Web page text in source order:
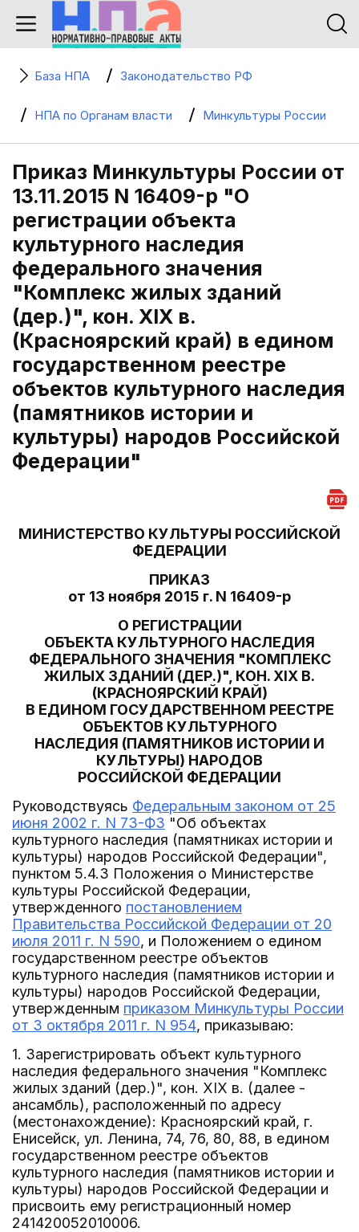
База НПА Законодательство РФ
НПА по Органам власти Минкультуры России
Приказ Минкультуры России от
13.11.2015 N 16409-р "О
регистрации объекта
культурного наследия
федерального значения
"Комплекс жилых зданий
(дер.)", кон. XIX в.
(Красноярский край) в едином
государственном реестре
объектов культурного наследия
(памятников истории и
культуры) народов Российской
Федерации"
МИНИСТЕРСТВО КУЛЬТУРЫ РОССИЙСКОЙ
ФЕДЕРАЦИИ
ПРИКАЗ
от 13 ноября 2015 г. N 16409-р
О РЕГИСТРАЦИИ
ОБЪЕКТА КУЛЬТУРНОГО НАСЛЕДИЯ
ФЕДЕРАЛЬНОГО ЗНАЧЕНИЯ "КОМПЛЕКС
ЖИЛЫХ ЗДАНИЙ (ДЕР.)", КОН. XIX В.
(КРАСНОЯРСКИЙ КРАЙ)
В ЕДИНОМ ГОСУДАРСТВЕННОМ РЕЕСТРЕ
ОБЪЕКТОВ КУЛЬТУРНОГО
НАСЛЕДИЯ (ПАМЯТНИКОВ ИСТОРИИ И
КУЛЬТУРЫ) НАРОДОВ
РОССИЙСКОЙ ФЕДЕРАЦИИ
Руководствуясь Федеральным законом от 25
июня 2002 г. N 73-ФЗ "Об объектах
культурного наследия (памятниках истории и
культуры) народов Российской Федерации",
пунктом 5.4.3 Положения о Министерстве
культуры Российской Федерации,
утвержденного постановлением
Правительства Российской Федерации от 20
июля 2011 г. N 590, и Положением о едином
государственном реестре объектов
культурного наследия (памятников истории и
культуры) народов Российской Федерации,
утвержденным приказом Минкультуры России
от 3 октября 2011 г. N 954, приказываю:
1. Зарегистрировать объект культурного
наследия федерального значения "Комплекс
жилых зданий (дер.)", кон. XIX в. (далее -
ансамбль), расположенный по адресу
(местонахождение): Красноярский край, г.
Енисейск, ул. Ленина, 74, 76, 80, 88, в едином
государственном реестре объектов
культурного наследия (памятников истории и
культуры) народов Российской Федерации и
присвоить ему регистрационный номер
241420052010006.